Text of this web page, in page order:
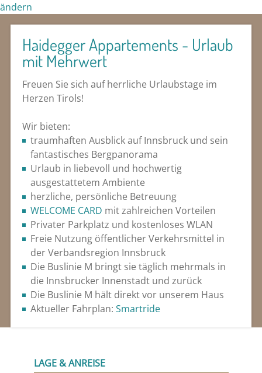
ändern
Haidegger Appartements - Urlaub
mit Mehrwert
Freuen Sie sich auf herrliche Urlaubstage im
Herzen Tirols!
Wir bieten:
traumhaften Ausblick auf Innsbruck und sein
fantastisches Bergpanorama
Urlaub in liebevoll und hochwertig
ausgestattetem Ambiente
herzliche, persönliche Betreuung
WELCOME CARD mit zahlreichen Vorteilen
Privater Parkplatz und kostenloses WLAN
Freie Nutzung öffentlicher Verkehrsmittel in
der Verbandsregion Innsbruck
Die Buslinie M bringt sie täglich mehrmals in
die Innsbrucker Innenstadt und zurück
Die Buslinie M hält direkt vor unserem Haus
Aktueller Fahrplan: Smartride
LAGE & ANREISE